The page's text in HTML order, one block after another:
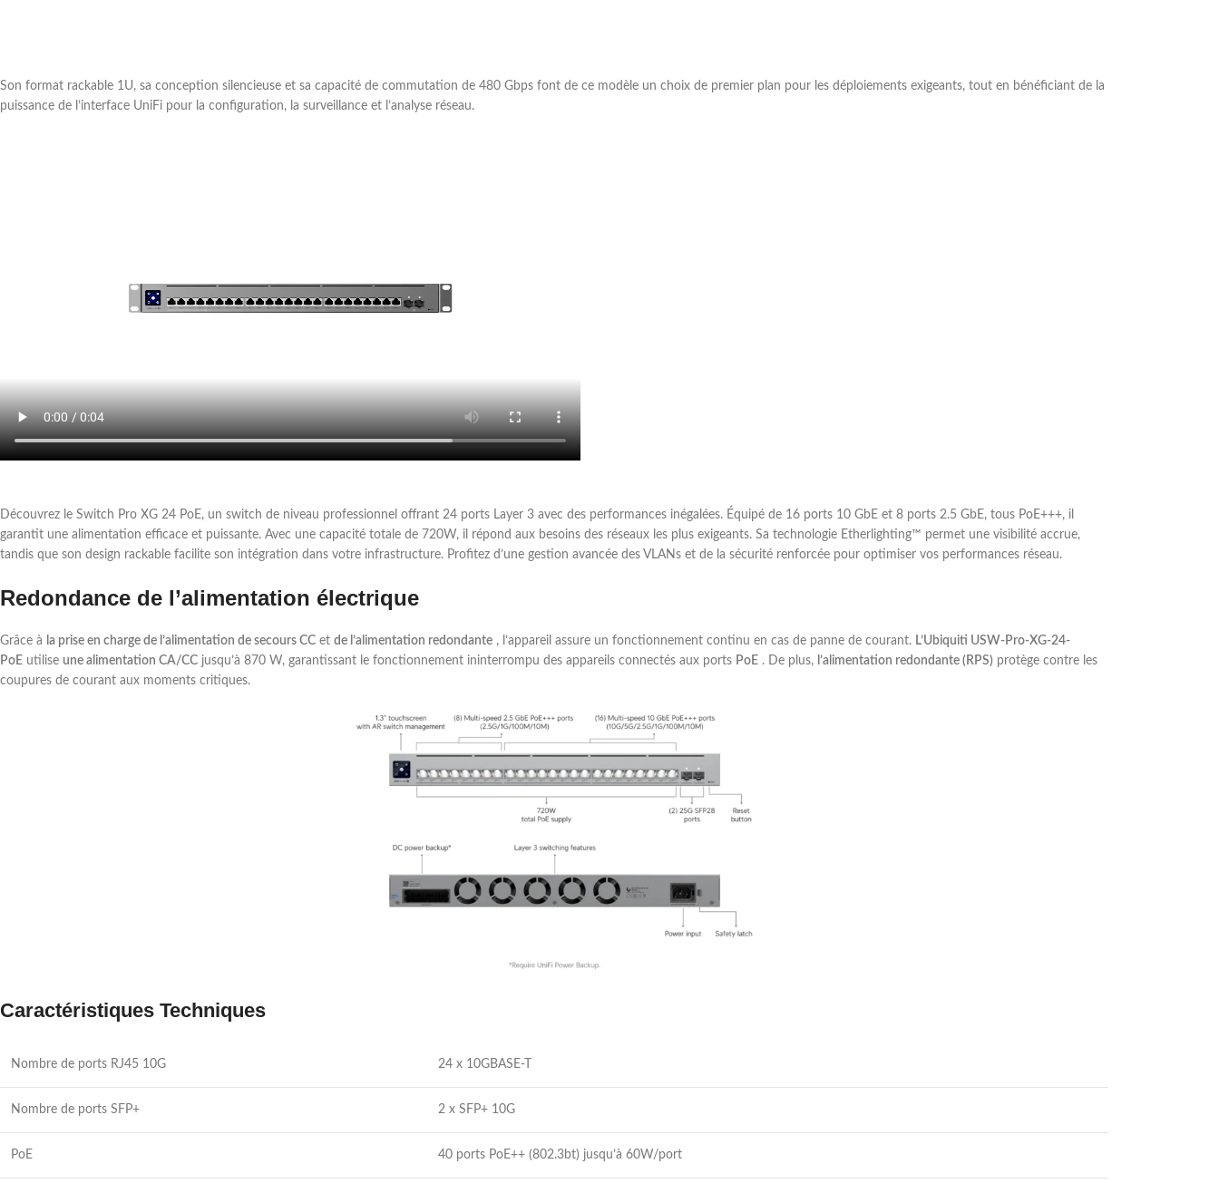
Son format rackable 1U, sa conception silencieuse et sa capacité de commutation de 480 Gbps font de ce modèle un choix de premier plan pour les déploiements exigeants, tout en bénéficiant de la
puissance de l’interface UniFi pour la configuration, la surveillance et l’analyse réseau.
Découvrez le Switch Pro XG 24 PoE, un switch de niveau professionnel offrant 24 ports Layer 3 avec des performances inégalées. Équipé de 16 ports 10 GbE et 8 ports 2.5 GbE, tous PoE+++, il
garantit une alimentation efficace et puissante. Avec une capacité totale de 720W, il répond aux besoins des réseaux les plus exigeants. Sa technologie Etherlighting™ permet une visibilité accrue,
tandis que son design rackable facilite son intégration dans votre infrastructure. Profitez d’une gestion avancée des VLANs et de la sécurité renforcée pour optimiser vos performances réseau.
Redondance de l’alimentation électrique
Grâce à la prise en charge de l’alimentation de secours CC et de l’alimentation redondante , l’appareil assure un fonctionnement continu en cas de panne de courant. L’Ubiquiti USW-Pro-XG-24-
PoE utilise une alimentation CA/CC jusqu’à 870 W, garantissant le fonctionnement ininterrompu des appareils connectés aux ports PoE . De plus, l’alimentation redondante (RPS) protège contre les
coupures de courant aux moments critiques.
Caractéristiques Techniques
Nombre de ports RJ45 10G 24 x 10GBASE-T
Nombre de ports SFP+ 2 x SFP+ 10G
PoE 40 ports PoE++ (802.3bt) jusqu’à 60W/port